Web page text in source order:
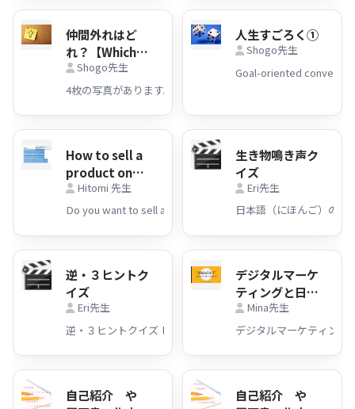
仲間外れはど
れ？【Which
ones are out
of your
Shogo先生
人生すごろく①
Shogo先生
How to sell a
product on
Mercari. (メル
カリで商品を売
Hitomi 先生
生き物鳴き声ク
イズ
Eri先生
日本語（にほんご）の擬
逆・３ヒントク
イズ
Eri先生
デジタルマーケ
ティングと日本
語を同時に学ぶ
（SEOキーワー
Mina先生
自己紹介 や
自己紹介 や